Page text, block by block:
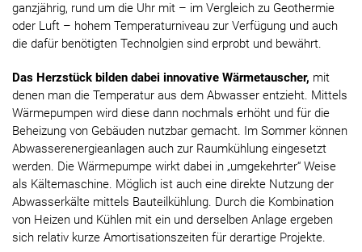
ganzjährig, rund um die Uhr mit – im Vergleich zu Geothermie
oder Luft – hohem Temperaturniveau zur Verfügung und auch
die dafür benötigten Technolgien sind erprobt und bewährt.
Das Herzstück bilden dabei innovative Wärmetauscher, mit
denen man die Temperatur aus dem Abwasser entzieht. Mittels
Wärmepumpen wird diese dann nochmals erhöht und für die
Beheizung von Gebäuden nutzbar gemacht. Im Sommer können
Abwasserenergieanlagen auch zur Raumkühlung eingesetzt
werden. Die Wärmepumpe wirkt dabei in „umgekehrter“ Weise
als Kältemaschine. Möglich ist auch eine direkte Nutzung der
Abwasserkälte mittels Bauteilkühlung. Durch die Kombination
von Heizen und Kühlen mit ein und derselben Anlage ergeben
sich relativ kurze Amortisationszeiten für derartige Projekte.